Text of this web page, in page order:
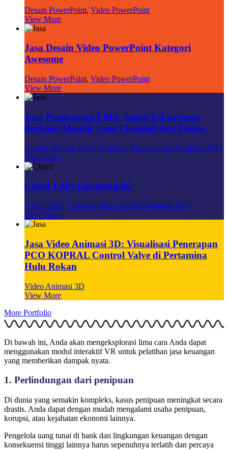
Desain PowerPoint, Video PowerPoint
View More
Jasa Desain Video PowerPoint Kategori
Awesome
Desain PowerPoint, Video PowerPoint
View More
Jasa Pembuatan LMS: Solusi E-Learning
Berbasis Moodle yang Fleksibel dan Efisien
Custom Moodle LMS, Learning Management System (LMS)
View More
Cloud LMS Elearning4id
Cloud LMS, Learning Management System (LMS)
View More
Jasa Video Animasi 3D: Visualisasi Penerapan
PCO KOPRAL Control Valve di Pertamina
Hulu Rokan
Video Animasi 3D
View More
More Portfolio
Di bawah ini, Anda akan mengeksplorasi lima cara Anda dapat
menggunakan modul interaktif VR untuk pelatihan jasa keuangan
yang memberikan dampak nyata.
1. Perlindungan dari penipuan
Di dunia yang semakin kompleks, kasus penipuan meningkat secara
drastis. Anda dapat dengan mudah mengalami usaha penipuan,
korupsi, atau kejahatan ekonomi lainnya.
Pengelola uang tunai di bank dan lingkungan keuangan dengan
konsekuensi tinggi lainnya harus sepenuhnya terlatih dan percaya